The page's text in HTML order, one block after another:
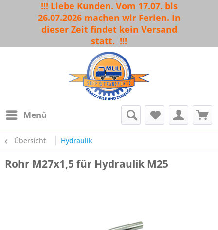
!!! Liebe Kunden. Vom 17.07. bis
26.07.2026 machen wir Ferien. In
dieser Zeit findet kein Versand
statt. !!!
Menü
Übersicht Hydraulik
Rohr M27x1,5 für Hydraulik M25